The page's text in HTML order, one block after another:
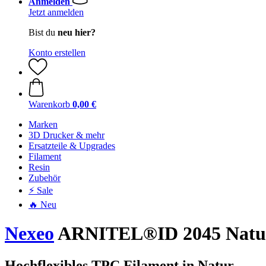
Jetzt anmelden
Bist du neu hier?
Konto erstellen
Warenkorb 0,00 €
Marken
3D Drucker & mehr
Ersatzteile & Upgrades
Filament
Resin
Zubehör
⚡ Sale
🔥 Neu
NexeoARNITEL®ID 2045